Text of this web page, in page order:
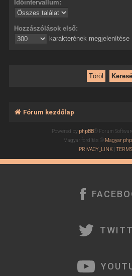
Időintervallum:
Hozzászólások első:
karakterének megjelenítése
Fórum kezdőlap
Powered by phpBB® Forum
Magyar fordítás © Magyar
PRIVACY_LINK|